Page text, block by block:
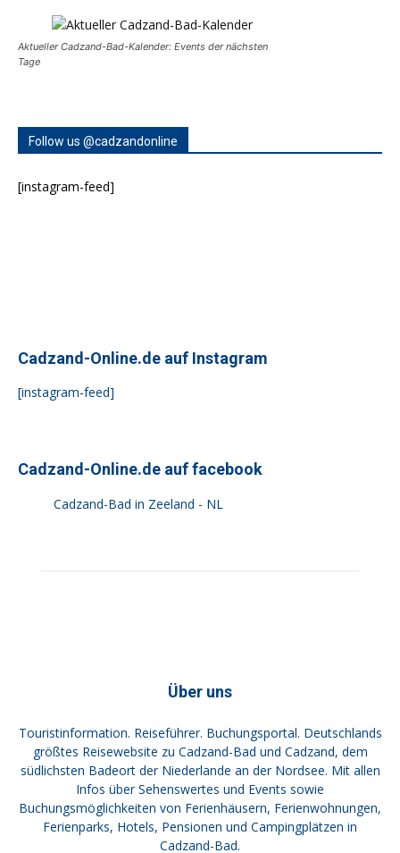
Aktueller Cadzand-Bad-Kalender: Events der nächsten
Tage
Follow us @cadzandonline
[instagram-feed]
Cadzand-Online.de auf Instagram
[instagram-feed]
Cadzand-Online.de auf facebook
Cadzand-Bad in Zeeland - NL
Über uns
Touristinformation. Reiseführer. Buchungsportal. Deutschlands
größtes Reisewebsite zu Cadzand-Bad und Cadzand, dem
südlichsten Badeort der Niederlande an der Nordsee. Mit allen
Infos über Sehenswertes und Events sowie
Buchungsmöglichkeiten von Ferienhäusern, Ferienwohnungen,
Ferienparks, Hotels, Pensionen und Campingplätzen in
Cadzand-Bad.